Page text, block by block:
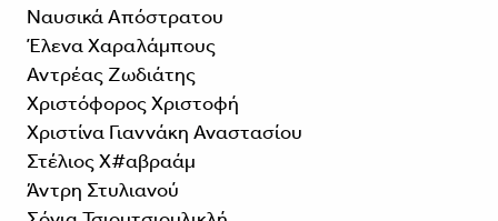
Ναυσικά Απόστρατου
Έλενα Χαραλάμπους
Αντρέας Ζωδιάτης
Χριστόφορος Χριστοφή
Χριστίνα Γιαννάκη Αναστασίου
Στέλιος Χ#αβραάμ
Άντρη Στυλιανού